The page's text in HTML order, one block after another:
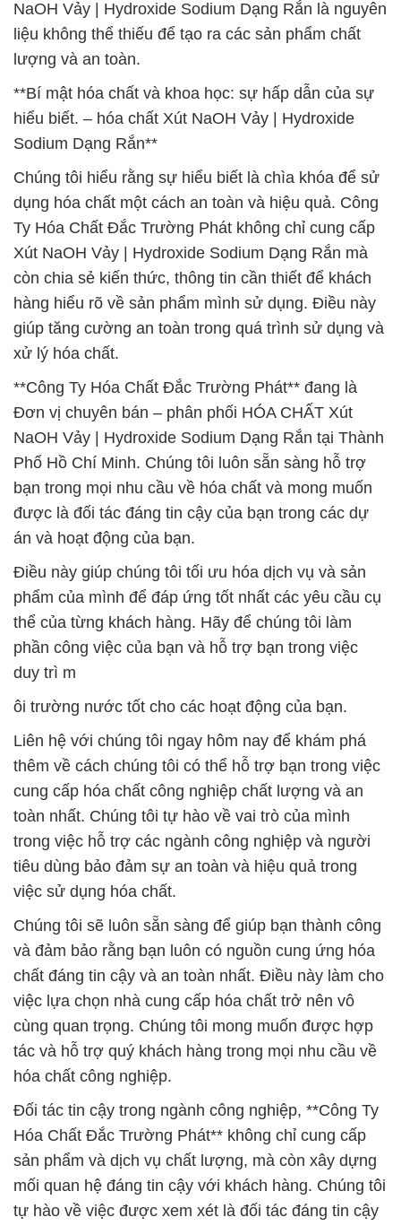
NaOH Vảy | Hydroxide Sodium Dạng Rắn là nguyên
liệu không thể thiếu để tạo ra các sản phẩm chất
lượng và an toàn.
**Bí mật hóa chất và khoa học: sự hấp dẫn của sự
hiểu biết. – hóa chất Xút NaOH Vảy | Hydroxide
Sodium Dạng Rắn**
Chúng tôi hiểu rằng sự hiểu biết là chìa khóa để sử
dụng hóa chất một cách an toàn và hiệu quả. Công
Ty Hóa Chất Đắc Trường Phát không chỉ cung cấp
Xút NaOH Vảy | Hydroxide Sodium Dạng Rắn mà
còn chia sẻ kiến thức, thông tin cần thiết để khách
hàng hiểu rõ về sản phẩm mình sử dụng. Điều này
giúp tăng cường an toàn trong quá trình sử dụng và
xử lý hóa chất.
**Công Ty Hóa Chất Đắc Trường Phát** đang là
Đơn vị chuyên bán – phân phối HÓA CHẤT Xút
NaOH Vảy | Hydroxide Sodium Dạng Rắn tại Thành
Phố Hồ Chí Minh. Chúng tôi luôn sẵn sàng hỗ trợ
bạn trong mọi nhu cầu về hóa chất và mong muốn
được là đối tác đáng tin cậy của bạn trong các dự
án và hoạt động của bạn.
Điều này giúp chúng tôi tối ưu hóa dịch vụ và sản
phẩm của mình để đáp ứng tốt nhất các yêu cầu cụ
thể của từng khách hàng. Hãy để chúng tôi làm
phần công việc của bạn và hỗ trợ bạn trong việc
duy trì m
ôi trường nước tốt cho các hoạt động của bạn.
Liên hệ với chúng tôi ngay hôm nay để khám phá
thêm về cách chúng tôi có thể hỗ trợ bạn trong việc
cung cấp hóa chất công nghiệp chất lượng và an
toàn nhất. Chúng tôi tự hào về vai trò của mình
trong việc hỗ trợ các ngành công nghiệp và người
tiêu dùng bảo đảm sự an toàn và hiệu quả trong
việc sử dụng hóa chất.
Chúng tôi sẽ luôn sẵn sàng để giúp bạn thành công
và đảm bảo rằng bạn luôn có nguồn cung ứng hóa
chất đáng tin cậy và an toàn nhất. Điều này làm cho
việc lựa chọn nhà cung cấp hóa chất trở nên vô
cùng quan trọng. Chúng tôi mong muốn được hợp
tác và hỗ trợ quý khách hàng trong mọi nhu cầu về
hóa chất công nghiệp.
Đối tác tin cậy trong ngành công nghiệp, **Công Ty
Hóa Chất Đắc Trường Phát** không chỉ cung cấp
sản phẩm và dịch vụ chất lượng, mà còn xây dựng
mối quan hệ đáng tin cậy với khách hàng. Chúng tôi
tự hào về việc được xem xét là đối tác đáng tin cậy